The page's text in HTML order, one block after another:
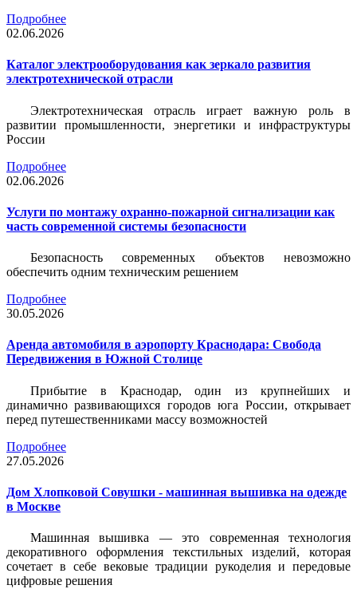
Подробнее
02.06.2026
Каталог электрооборудования как зеркало развития
электротехнической отрасли
Электротехническая отрасль играет важную роль в
развитии промышленности, энергетики и инфраструктуры
России
Подробнее
02.06.2026
Услуги по монтажу охранно-пожарной сигнализации как
часть современной системы безопасности
Безопасность современных объектов невозможно
обеспечить одним техническим решением
Подробнее
30.05.2026
Аренда автомобиля в аэропорту Краснодара: Свобода
Передвижения в Южной Столице
Прибытие в Краснодар, один из крупнейших и
динамично развивающихся городов юга России, открывает
перед путешественниками массу возможностей
Подробнее
27.05.2026
Дом Хлопковой Совушки - машинная вышивка на одежде
в Москве
Машинная вышивка — это современная технология
декоративного оформления текстильных изделий, которая
сочетает в себе вековые традиции рукоделия и передовые
цифровые решения